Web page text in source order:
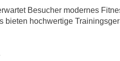
Besucher modernes
bieten hochwertige